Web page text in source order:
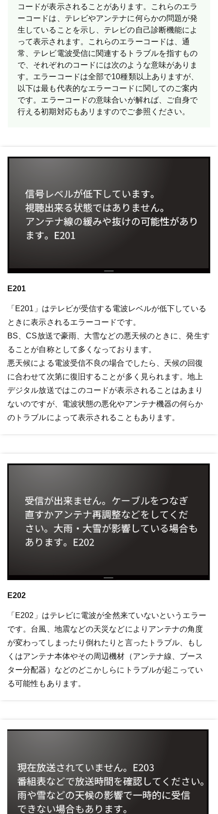
コードが表示されることがあります。これらのエラ
ーコードは、テレビやアンテナに何らかの問題が発
生していることを示し、テレビの自己診断機能によ
って表示されます。これらのエラーコードは、通
常、テレビ電波受信に関連するトラブルを指すもの
で、それぞれのコードには次のような意味がありま
す。エラーコードは全部で10種類以上ありますが、
以下は最も代表的なエラーコードに関してのご案内
です。 エラーコードの意味合いが解れば、ご自身で
行える初期対応もあリますのでご参照ください。
E201
「E201」はテレビが受信する電波レベルが低下している
ときに表示されるエラーコードです。
BS、CS放送で豪雨、大雪などの悪天候のときに、発生す
ることが自称として多くなっております。
悪天候による電波受信不良の場合でしたら、天候の回復
に合わせて次第に復旧することが多く見られます。地上
デジタル放送ではこのコードが表示されることはあまり
ないのですが、電波状態の悪化やアンテナ機器の何らか
のトラブルによって表示されることもあります。
E202
「E202」はテレビに電波が全然来ていないというエラー
です。台風、地震などの天災などによりアンテナの角度
が変わってしまったり倒れたりと言ったトラブル、もし
くはアンテナ本体やその周辺機材（アンテナ線、ブース
ター分配器）などのどこかしらにトラブルが起こってい
る可能性もあります。